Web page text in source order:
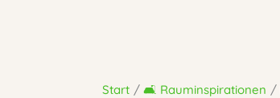
Start 🛋️ Rauminspirationen